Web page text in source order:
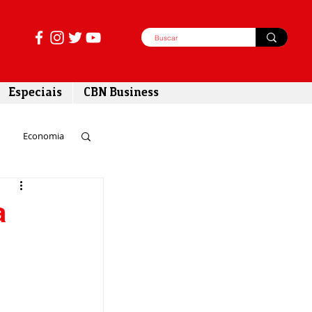
Especiais CBN Business
Economia